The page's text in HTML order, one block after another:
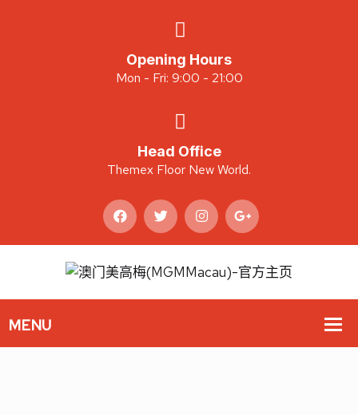
Opening Hours
Mon - Fri: 9:00 - 21:00
Head Office
Themex Floor New World.